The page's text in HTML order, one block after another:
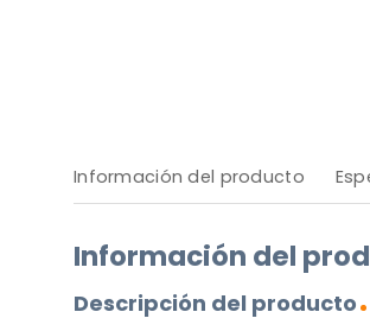
Información del producto
Información del
Descripción del producto